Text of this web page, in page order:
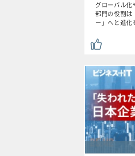
グローバル
部門の役割は
ー」へと進